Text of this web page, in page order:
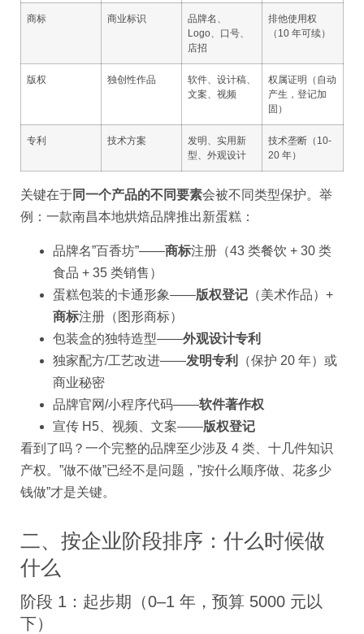
商标 商业标识
品牌名、
Logo、口号、
店招
排他使用权
（10 年可续）
版权 独创性作品
软件、设计稿、
文案、视频
权属证明（自动
产生，登记加
固）
专利 技术方案
发明、实用新
型、外观设计
技术垄断（10-
20 年）
关键在于同一个产品的不同要素会被不同类型保护。举
例：一款南昌本地烘焙品牌推出新蛋糕：
品牌名”百香坊”——商标注册（43 类餐饮 + 30 类
食品 + 35 类销售）
蛋糕包装的卡通形象——版权登记 （美术作品）+
商标注册（图形商标）
包装盒的独特造型——外观设计专利
独家配方/工艺改进——发明专利
（保护 20 年）或
商业秘密
品牌官网/小程序代码——软件著作权
宣传 H5、视频、文案——版权登记
看到了吗？一个完整的品牌至少涉及 4 类、十几件知识
产权。”做不做”已经不是问题，”按什么顺序做、花多少
钱做”才是关键。
二、按企业阶段排序：什么时候做
什么
阶段 1：起步期（0–1 年，预算 5000 元以
下）